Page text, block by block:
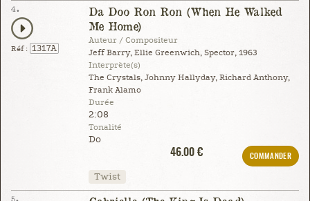
4.
Réf : 1317A
Da Doo Ron Ron (When He Walked
Me Home)
Auteur / Compositeur
Jeff Barry, Ellie Greenwich, Spector, 1963
Interprète(s)
The Crystals, Johnny Hallyday, Richard Anthony,
Frank Alamo
Durée
2:08
Tonalité
Do
46.00 €
COMMANDER
Twist